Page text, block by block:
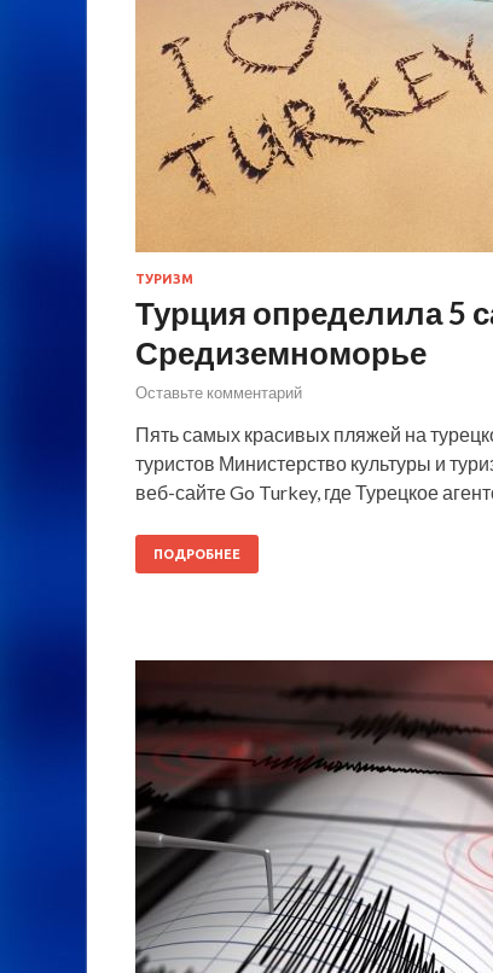
ТУРИЗМ
Турция определила 5
Средиземноморье
Оставьте комментарий
Пять самых красивых пляжей на
туристов Министерство культуры и
веб-сайте Go Turkey, где Турецкое
ПОДРОБНЕЕ